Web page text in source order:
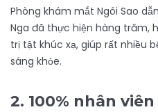
Phòng khám mắt Ngôi Sao
Nga đã thực hiện hàng trăm,
trị tật khúc xạ, giúp rất nhiều
sáng khỏe.
2. 100% nhân